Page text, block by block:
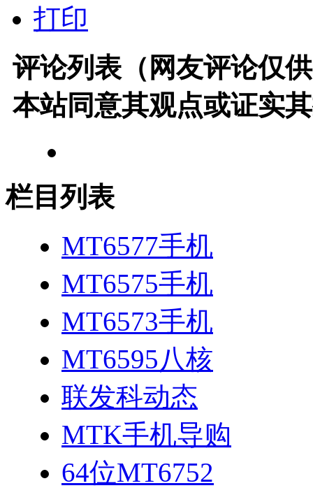
打印
评论列表（网友评论仅
本站同意其观点或证实
栏目列表
MT6577手机
MT6575手机
MT6573手机
MT6595八核
联发科动态
MTK手机导购
64位MT6752